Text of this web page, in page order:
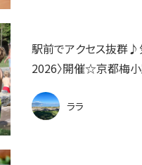
駅前でアクセス抜群♪
2026〉開催☆京都梅
ララ